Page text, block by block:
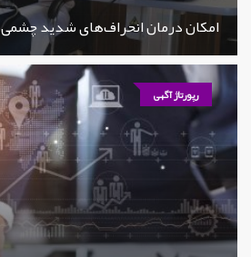
امکان درمان انحراف‌های شدید چشمی
رپورتاژ آگهی